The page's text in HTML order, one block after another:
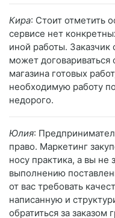
Кира: Стоит отметить
сервисе нет
иной работы. Заказчик
может
магазина готовых
необходимую работу
недорого.
Юлия:
право. Маркетинг
носу практика, а вы не
выполнению
от вас требовать
написанную и
обратиться за заказом